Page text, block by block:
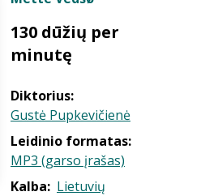
130 dūžių per
minutę
Diktorius:
Gustė Pupkevičienė
Leidinio formatas:
MP3 (garso įrašas)
Kalba: Lietuvių